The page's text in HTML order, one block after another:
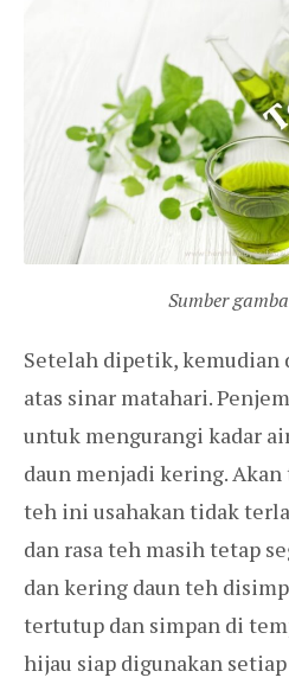
Sumber
Setelah dipetik, kemudian
atas sinar matahari.
untuk mengurangi kadar
daun menjadi kering.
teh ini usahakan tidak
dan rasa teh masih tetap
dan kering daun teh
tertutup dan simpan di
hijau siap digunakan